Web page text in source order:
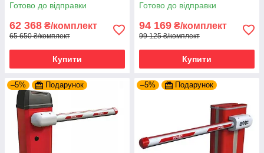
Готово до відправки
62 368 ₴/комплект
65 650 ₴/комплект
Купити
Готово до відправки
94 169 ₴/комплект
99 125 ₴/комплект
Купити
–5% Подарунок –5% Подарунок